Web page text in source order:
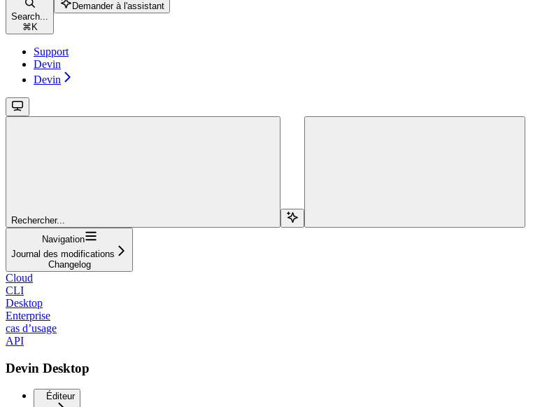
Search...
⌘ K
Demander à l'assistant
Support
Devin
Devin
Rechercher...
Navigation
Journal des modifications
Changelog
Cloud
CLI
Desktop
Enterprise
cas d’usage
API
Devin Desktop
Éditeur